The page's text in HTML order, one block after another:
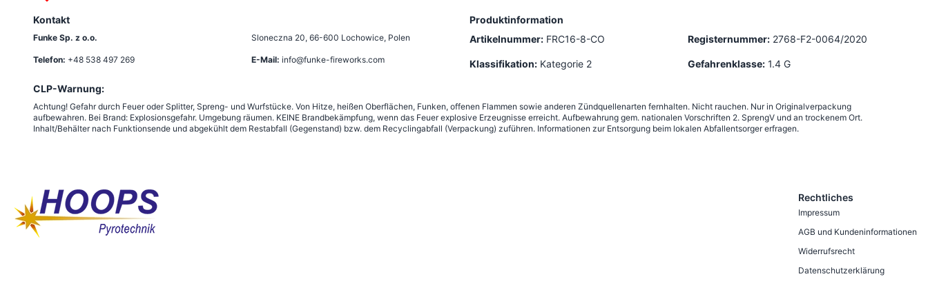
Kontakt
Funke Sp. z o.o. Sloneczna 20, 66-600 Lochowice, Polen
Telefon: +48 538 497 269 E-Mail: info@funke-fireworks.com
Produktinformation
Artikelnummer: FRC16-8-CO Registernummer: 2768-F2-0064/2020
Klassifikation: Kategorie 2 Gefahrenklasse: 1.4 G
CLP-Warnung:
Achtung! Gefahr durch Feuer oder Splitter, Spreng- und Wurfstücke. Von Hitze, heißen Oberflächen, Funken, offenen Flammen sowie anderen Zündquellenarten fernhalten. Nicht rauchen. Nur in Originalverpackung
aufbewahren. Bei Brand: Explosionsgefahr. Umgebung räumen. KEINE Brandbekämpfung, wenn das Feuer explosive Erzeugnisse erreicht. Aufbewahrung gem. nationalen Vorschriften 2. SprengV und an trockenem Ort.
Inhalt/Behälter nach Funktionsende und abgekühlt dem Restabfall (Gegenstand) bzw. dem Recyclingabfall (Verpackung) zuführen. Informationen zur Entsorgung beim lokalen Abfallentsorger erfragen.
Rechtliches
Impressum
AGB und Kundeninformationen
Widerrufsrecht
Datenschutzerklärung